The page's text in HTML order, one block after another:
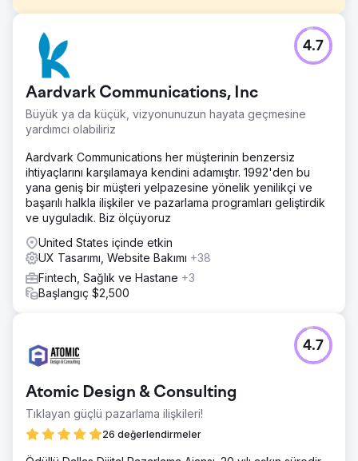
Meydan Okuma
Steam Sauna Bath, Funnel Boost Media'ya net ama
zorlayıcı bir hedefle yaklaştı: organik trafiğini ve organik
gelirini artırmak. Sağlam bir ürün yelpazesine sahip
olmalarına rağmen, satışları ve büyümeyi artırmak için
organik aramanın gücünden tam olarak
yararlanamıyorlardı.
Çözüm
Funnel Boost Media, siteyi SEO dostu hale getirmeyi
amaçlayan geliştirme iyileştirmelerinin yanı sıra, özellikle
bir e-ticaret platformu için uyarlanmış kapsamlı bir SEO
kampanyası tasarladı. Odak noktası, kullanıcı deneyimini
geliştirmek, gezinmeyi kolaylaştırmak ve ürün sayfalarını
arama motorları için optimize etmekti.
Sonuç
Hedeflenen SEO çalışmaları ile web sitesi geliştirmelerinin
stratejik karışımı, organik trafikte %84, organik
Aardvark Communications, Inc
Büyük ya da küçük, vizyonunuzun hayata geçmesine
yardımcı olabiliriz
4.7
Aardvark Communications her müşterinin benzersiz
ihtiyaçlarını karşılamaya kendini adamıştır. 1992'den bu
yana geniş bir müşteri yelpazesine yönelik yenilikçi ve
başarılı halkla ilişkiler ve pazarlama programları geliştirdik
ve uyguladık. Biz ölçüyoruz
United States içinde etkin
UX Tasarımı, Website Bakımı +38
Fintech, Sağlık ve Hastane +3
Başlangıç $2,500
Atomic Design & Consulting
Tıklayan güçlü pazarlama ilişkileri!
26 değerlendirmeler
4.7